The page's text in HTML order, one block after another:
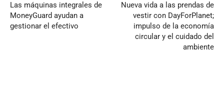
Las máquinas integrales de
MoneyGuard ayudan a
gestionar el efectivo
Nueva vida a las prendas de
vestir con DayForPlanet;
impulso de la economía
circular y el cuidado del
ambiente